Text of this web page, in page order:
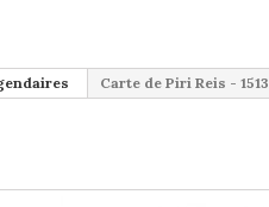
CARTOGRAPHE
Carte de Piri Reis - 1513